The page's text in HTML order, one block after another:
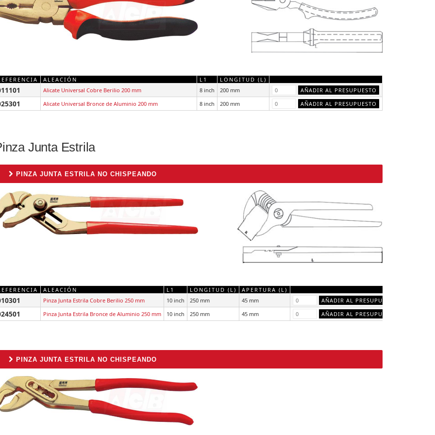
ALEACIÓN L1 LONGITUD (L)
Alicate Universal Cobre Berilio 200 mm 8 inch 200 mm
Alicate Universal Bronce de Aluminio 200 mm 8 inch 200 mm
Junta Estrila
PINZA JUNTA ESTRILA NO CHISPEANDO
ALEACIÓN L1 LONGITUD (L) APERTURA (L)
Pinza Junta Estrila Cobre Berilio 250 mm 10 inch 250 mm 45 mm
Pinza Junta Estrila Bronce de Aluminio 250 mm 10 inch 250 mm 45 mm
PINZA JUNTA ESTRILA NO CHISPEANDO